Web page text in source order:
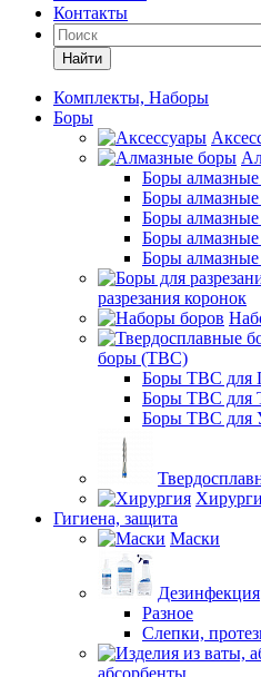
Контакты
Найти
Комплекты, Наборы
Боры
Боры
Боры
Боры
Боры
Боры
разрезания коронок
боры (ТВС)
Боры ТВС для
Боры ТВС для
Боры ТВС для
Гигиена, защита
Маски
Дезинфекция
Разное
Слепки,
абсорбенты